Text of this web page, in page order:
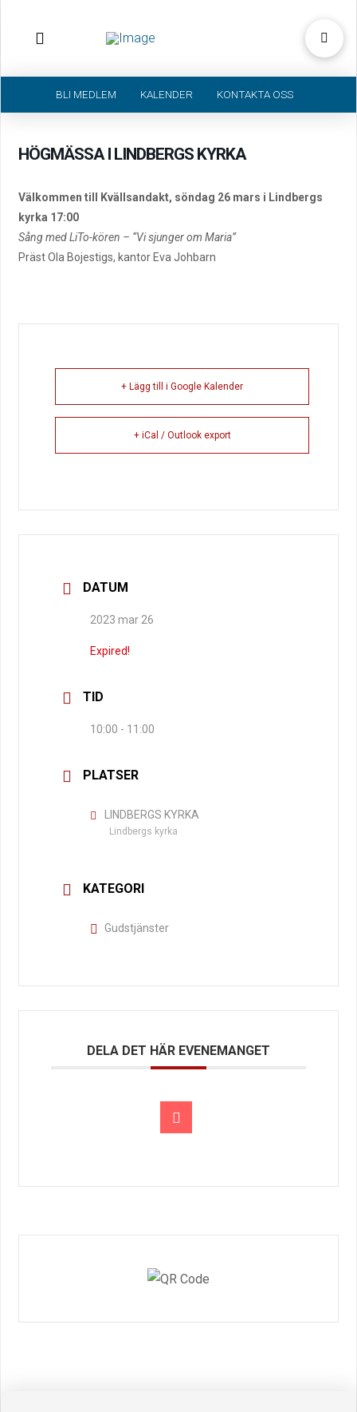
BLI MEDLEM KALENDER KONTAKTA OSS
HÖGMÄSSA I LINDBERGS KYRKA
Välkommen till Kvällsandakt, söndag 26 mars i Lindbergs
kyrka 17:00
Sång med LiTo-kören – “Vi sjunger om Maria”
Präst Ola Bojestigs, kantor Eva Johbarn
+ Lägg till i Google Kalender
+ iCal / Outlook export
DATUM
2023 mar 26
Expired!
TID
10:00 - 11:00
PLATSER
LINDBERGS KYRKA
Lindbergs kyrka
KATEGORI
Gudstjänster
DELA DET HÄR EVENEMANGET